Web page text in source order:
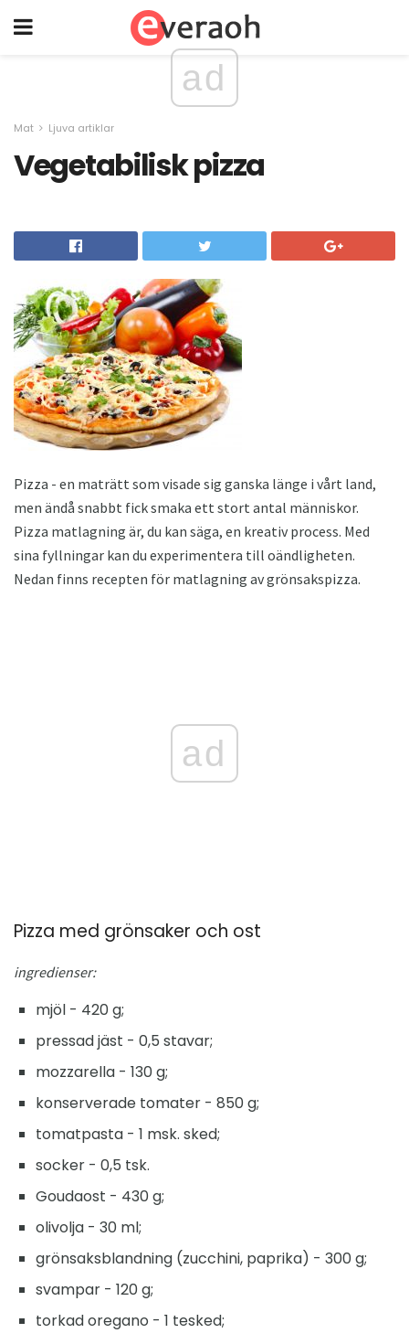
ad
Mat Ljuva artiklar
Vegetabilisk pizza
Pizza - en maträtt som visade sig ganska länge i vårt land,
men ändå snabbt fick smaka ett stort antal människor.
Pizza matlagning är, du kan säga, en kreativ process. Med
sina fyllningar kan du experimentera till oändligheten.
Nedan finns recepten för matlagning av grönsakspizza.
ad
Pizza med grönsaker och ost
ingredienser:
mjöl - 420 g;
pressad jäst - 0,5 stavar;
mozzarella - 130 g;
konserverade tomater - 850 g;
tomatpasta - 1 msk. sked;
socker - 0,5 tsk.
Goudaost - 430 g;
olivolja - 30 ml;
grönsaksblandning (zucchini, paprika) - 300 g;
svampar - 120 g;
torkad oregano - 1 tesked;